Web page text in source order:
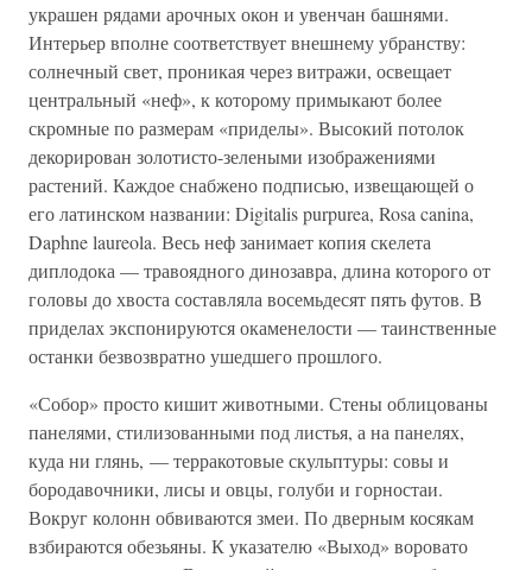
украшен рядами арочных окон и увенчан башнями.
Интерьер вполне соответствует внешнему убранству:
солнечный свет, проникая через витражи, освещает
центральный «неф», к которому примыкают более
скромные по размерам «приделы». Высокий потолок
декорирован золотисто-зелеными изображениями
растений. Каждое снабжено подписью, извещающей о
его латинском названии: Digitalis purpurea, Rosa canina,
Daphne laureola. Весь неф занимает копия скелета
диплодока — травоядного динозавра, длина которого от
головы до хвоста составляла восемьдесят пять футов. В
приделах экспонируются окаменелости — таинственные
останки безвозвратно ушедшего прошлого.
«Собор» просто кишит животными. Стены облицованы
панелями, стилизованными под листья, а на панелях,
куда ни глянь, — терракотовые скульптуры: совы и
бородавочники, лисы и овцы, голуби и горностаи.
Вокруг колонн обвиваются змеи. По дверным косякам
взбираются обезьяны. К указателю «Выход» воровато